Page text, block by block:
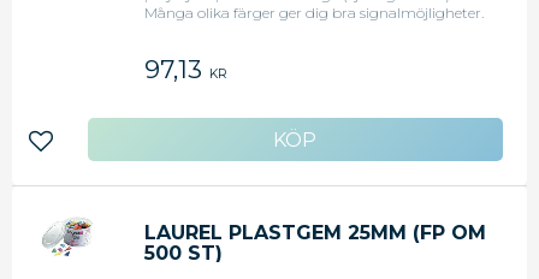
Många olika färger ger dig bra signalmöjligheter.
97,13 KR
Lägg till i favoriter
LAUREL PLASTGEM 25MM (FP OM
500 ST)